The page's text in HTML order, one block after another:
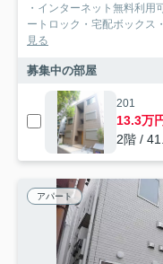
・インターネット無料利
ートロック・宅配ボックス
見る
募集中の部屋
201
13.3万
2階 /
アパート